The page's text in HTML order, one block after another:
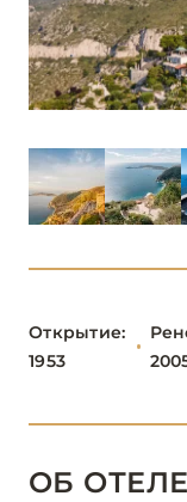
Airelles Saint-
Althoff Villa
Anantara Plaza
Carlton Cannes, a
Château de la
Cheval Blanc St-
Открытие:
1953
ОБ ОТЕЛЕ